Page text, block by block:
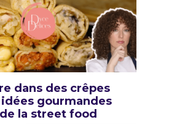
dans des crêpes
idées gourmandes
la street food